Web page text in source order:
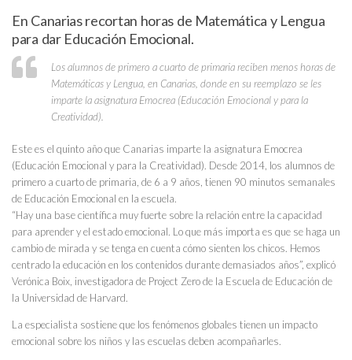
En Canarias recortan horas de Matemática y Lengua
para dar Educación Emocional.
Los alumnos de primero a cuarto de primaria reciben menos horas de
Matemáticas y Lengua, en Canarias, donde en su reemplazo se les
imparte la asignatura Emocrea (Educación Emocional y para la
Creatividad).
Este es el quinto año que Canarias imparte la asignatura Emocrea
(Educación Emocional y para la Creatividad). Desde 2014, los alumnos de
primero a cuarto de primaria, de 6 a 9 años, tienen 90 minutos semanales
de Educación Emocional en la escuela.
“Hay una base científica muy fuerte sobre la relación entre la capacidad
para aprender y el estado emocional. Lo que más importa es que se haga un
cambio de mirada y se tenga en cuenta cómo sienten los chicos. Hemos
centrado la educación en los contenidos durante demasiados años”, explicó
Verónica Boix, investigadora de Project Zero de la Escuela de Educación de
la Universidad de Harvard.
La especialista sostiene que los fenómenos globales tienen un impacto
emocional sobre los niños y las escuelas deben acompañarles.